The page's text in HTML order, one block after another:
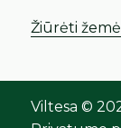
Žiūrėti
Viltesa ©